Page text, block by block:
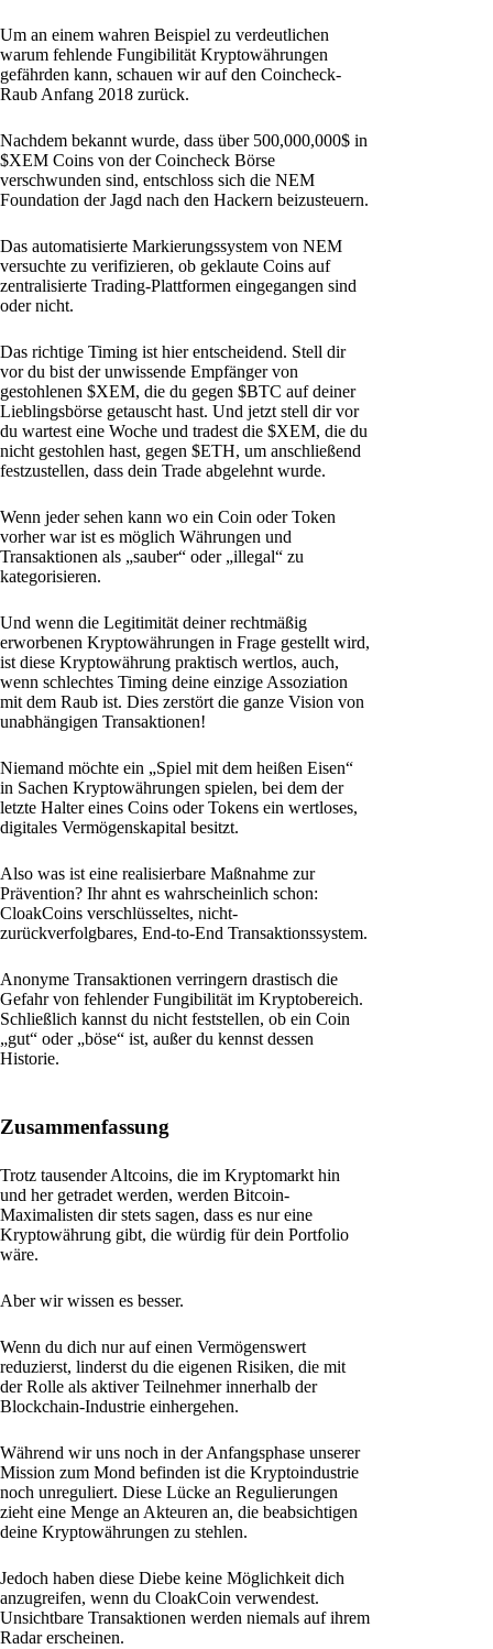
Um an einem wahren Beispiel zu verdeutlichen
warum fehlende Fungibilität Kryptowährungen
gefährden kann, schauen wir auf den Coincheck-
Raub Anfang 2018 zurück.
Nachdem bekannt wurde, dass über 500,000,000$ in
$XEM Coins von der Coincheck Börse
verschwunden sind, entschloss sich die NEM
Foundation der Jagd nach den Hackern beizusteuern.
Das automatisierte Markierungssystem von NEM
versuchte zu verifizieren, ob geklaute Coins auf
zentralisierte Trading-Plattformen eingegangen sind
oder nicht.
Das richtige Timing ist hier entscheidend. Stell dir
vor du bist der unwissende Empfänger von
gestohlenen $XEM, die du gegen $BTC auf deiner
Lieblingsbörse getauscht hast. Und jetzt stell dir vor
du wartest eine Woche und tradest die $XEM, die du
nicht gestohlen hast, gegen $ETH, um anschließend
festzustellen, dass dein Trade abgelehnt wurde.
Wenn jeder sehen kann wo ein Coin oder Token
vorher war ist es möglich Währungen und
Transaktionen als „sauber“ oder „illegal“ zu
kategorisieren.
Und wenn die Legitimität deiner rechtmäßig
erworbenen Kryptowährungen in Frage gestellt wird,
ist diese Kryptowährung praktisch wertlos, auch,
wenn schlechtes Timing deine einzige Assoziation
mit dem Raub ist. Dies zerstört die ganze Vision von
unabhängigen Transaktionen!
Niemand möchte ein „Spiel mit dem heißen Eisen“
in Sachen Kryptowährungen spielen, bei dem der
letzte Halter eines Coins oder Tokens ein wertloses,
digitales Vermögenskapital besitzt.
Also was ist eine realisierbare Maßnahme zur
Prävention? Ihr ahnt es wahrscheinlich schon:
CloakCoins verschlüsseltes, nicht-
zurückverfolgbares, End-to-End Transaktionssystem.
Anonyme Transaktionen verringern drastisch die
Gefahr von fehlender Fungibilität im Kryptobereich.
Schließlich kannst du nicht feststellen, ob ein Coin
„gut“ oder „böse“ ist, außer du kennst dessen
Historie.
Zusammenfassung
Trotz tausender Altcoins, die im Kryptomarkt hin
und her getradet werden, werden Bitcoin-
Maximalisten dir stets sagen, dass es nur eine
Kryptowährung gibt, die würdig für dein Portfolio
wäre.
Aber wir wissen es besser.
Wenn du dich nur auf einen Vermögenswert
reduzierst, linderst du die eigenen Risiken, die mit
der Rolle als aktiver Teilnehmer innerhalb der
Blockchain-Industrie einhergehen.
Während wir uns noch in der Anfangsphase unserer
Mission zum Mond befinden ist die Kryptoindustrie
noch unreguliert. Diese Lücke an Regulierungen
zieht eine Menge an Akteuren an, die beabsichtigen
deine Kryptowährungen zu stehlen.
Jedoch haben diese Diebe keine Möglichkeit dich
anzugreifen, wenn du CloakCoin verwendest.
Unsichtbare Transaktionen werden niemals auf ihrem
Radar erscheinen.